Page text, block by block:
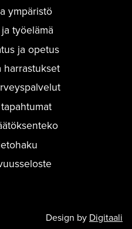
ympäristö
työelämä
ja opetus
harrastukset
Design by Digitaali